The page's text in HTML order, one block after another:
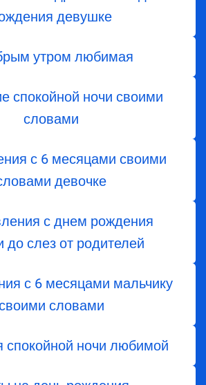
девушке
утром любимая
спокойной ночи своими
словами
с 6 месяцами своими
девочке
с днем ​​рождения
до слез от родителей
с 6 месяцами мальчику
словами
спокойной ночи любимой